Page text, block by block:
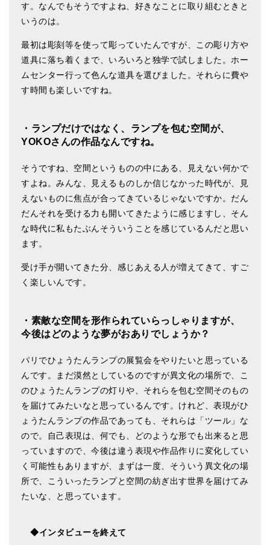
す。なんでもそうですよね、好きなことに取り組むときと
いうのは。
最初は彫刻等を使って彫っていたんですが、この彫り方や
道具に落ち着くまで、いろいろと独学で試しました。ホー
ムセンター行って色んな道具を選びました。それらに費や
す時間も楽しいですね。
・ランプだけではなく、ランプを包む空間が、
YOKOさんの作品なんですね。
そうですね、空間というものの中にある、見えない何かで
すよね。みんな、見えるものしか信じなかった時代が、見
えないものに焦点が合ってきているじゃないですか。だん
だんそれを受ける力も開いてきたように感じますし、そん
な時代に私もたぶんそういうことを感じているんだと思い
ます。
受け手が開いてきた分、感じあえる人が増えてきて、すご
く楽しいんです。
・素敵な空間を形作られていらっしゃりますが、
今後はどのような夢がおありでしょうか？
パリでひょうたんランプの展覧会をやりたいと思っている
んです。まだ漠然としているのですが異文化の場所で、こ
のひょうたんランプの灯りや、それらを包む空間そのもの
を届けてみたいなと思っているんです。けれど、表現がひ
ょうたんランプの作品であっても、それらは「ツール」な
ので。自己表現は、何でも、どのような形でも出来ると思
っていますので、今後は違う表現や作品作りに変化してい
く可能性もありますが、まずは一度、そういう異文化の場
所で、こういったランプと空間の紡ぎ出す世界を届けてみ
たいな、と思っています。
◆インタビューを終えて